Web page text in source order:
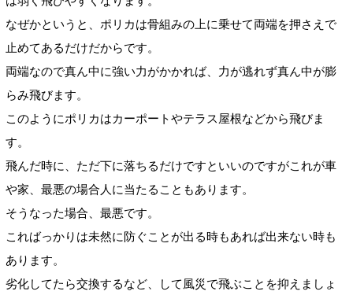
なぜかというと、ポリカは骨組みの上に乗せて両端を押さえで
止めてあるだけだからです。
両端なので真ん中に強い力がかかれば、力が逃れず真ん中が膨
らみ飛びます。
このようにポリカはカーポートやテラス屋根などから飛びま
す。
飛んだ時に、ただ下に落ちるだけですといいのですがこれが車
や家、最悪の場合人に当たることもあります。
そうなった場合、最悪です。
こればっかりは未然に防ぐことが出る時もあれば出来ない時も
あります。
劣化してたら交換するなど、して風災で飛ぶことを抑えましょ